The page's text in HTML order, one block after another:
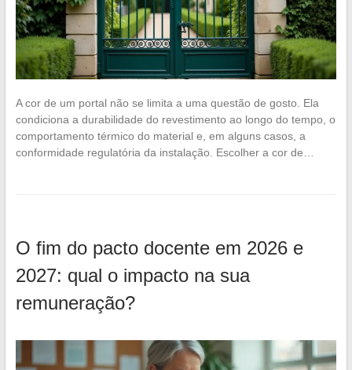
A cor de um portal não se limita a uma questão de gosto. Ela
condiciona a durabilidade do revestimento ao longo do tempo, o
comportamento térmico do material e, em alguns casos, a
conformidade regulatória da instalação. Escolher a cor de…
O fim do pacto docente em 2026 e
2027: qual o impacto na sua
remuneração?